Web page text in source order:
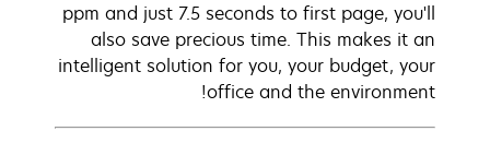
ppm and just 7.5 seconds to first page, you'll
also save precious time. This makes it an
intelligent solution for you, your budget, your
office and the environment!